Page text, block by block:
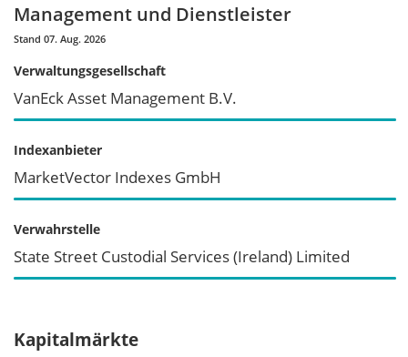
Management und Dienstleister
Stand 07. Aug. 2026
Verwaltungsgesellschaft
VanEck Asset Management B.V.
Indexanbieter
MarketVector Indexes GmbH
Verwahrstelle
State Street Custodial Services (Ireland) Limited
Kapitalmärkte